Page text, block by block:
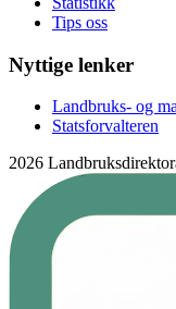
Tips oss
Nyttige lenker
Landbruks- og
Statsforvalteren
2026